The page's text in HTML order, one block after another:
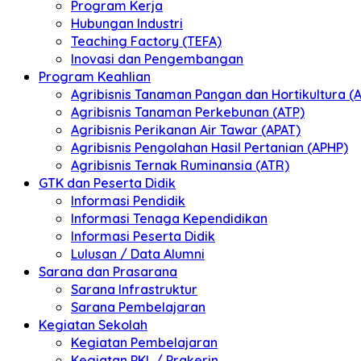
Program Kerja
Hubungan Industri
Teaching Factory (TEFA)
Inovasi dan Pengembangan
Program Keahlian
Agribisnis Tanaman Pangan dan Hortikultura
Agribisnis Tanaman Perkebunan (ATP)
Agribisnis Perikanan Air Tawar (APAT)
Agribisnis Pengolahan Hasil Pertanian (APHP)
Agribisnis Ternak Ruminansia (ATR)
GTK dan Peserta Didik
Informasi Pendidik
Informasi Tenaga Kependidikan
Informasi Peserta Didik
Lulusan / Data Alumni
Sarana dan Prasarana
Sarana Infrastruktur
Sarana Pembelajaran
Kegiatan Sekolah
Kegiatan Pembelajaran